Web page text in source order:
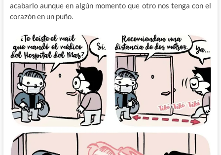
acabarlo aunque en algún momento que otro nos tenga con el
corazón en un puño.